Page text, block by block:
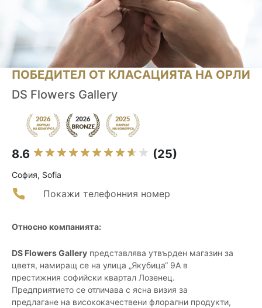
ПОБЕДИТЕЛ ОТ КЛАСАЦИЯТА НА ОРЛИ
DS Flowers Gallery
8.6 (25)
София, Sofia
Покажи телефонния номер
Относно компанията:
DS Flowers Gallery представлява утвърден магазин за
цветя, намиращ се на улица „Якубица“ 9А в
престижния софийски квартал Лозенец.
Предприятието се отличава с ясна визия за
предлагане на висококачествени флорални продукти,